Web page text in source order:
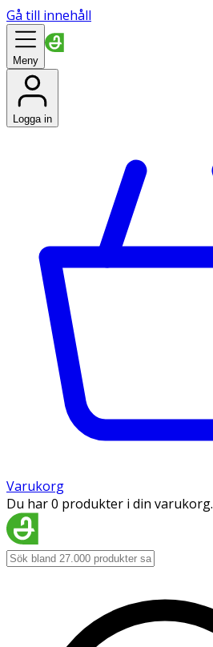
Gå till innehåll
Meny
Logga in
Varukorg
Du har 0 produkter i din varukorg.